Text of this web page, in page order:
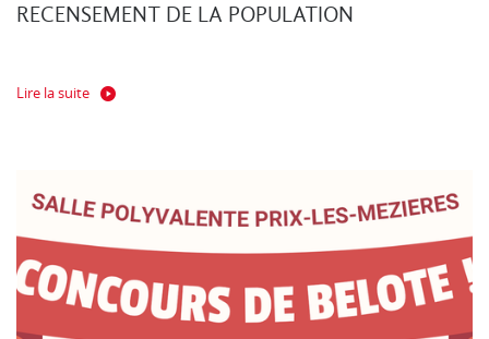
RECENSEMENT DE LA POPULATION
Lire la suite